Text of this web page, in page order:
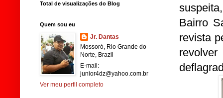
Bairro
revista
Total de visualizações do Blog
Quem sou eu
Jr. Dantas
Mossoró, Rio Grande do
Norte, Brazil
E-mail:
junior4dz@yahoo.com.br
Ver meu perfil completo